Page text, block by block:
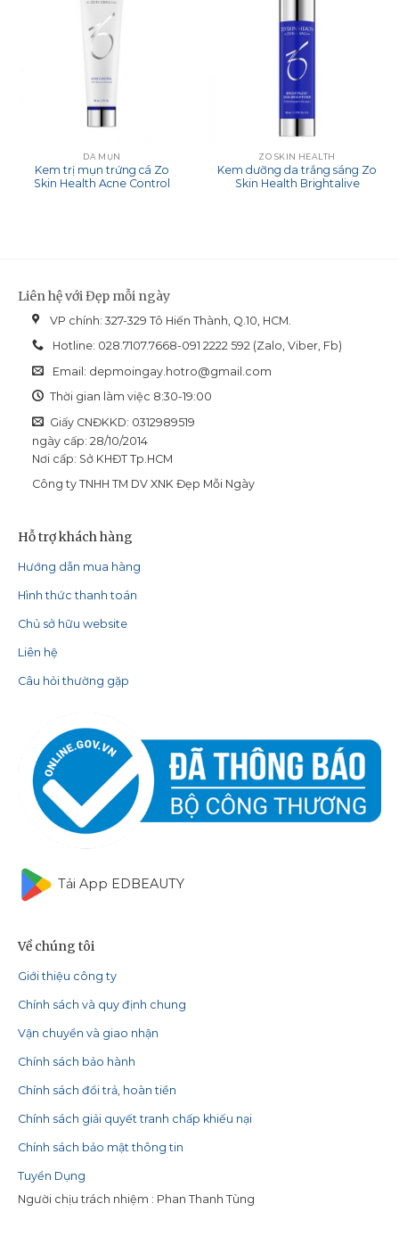
DA MỤN
Kem trị mụn trứng cá Zo
Skin Health Acne Control
ZO SKIN HEALTH
Kem dưỡng da trắng sáng Zo
Skin Health Brightalive
Liên hệ với Đẹp mỗi ngày
VP chính: 327-329 Tô Hiến Thành, Q.10, HCM.
Hotline: 028.7107.7668-091 2222 592 (Zalo, Viber, Fb)
Email: depmoingay.hotro@gmail.com
Thời gian làm việc 8:30-19:00
Giấy CNĐKKD: 0312989519
ngày cấp: 28/10/2014
Nơi cấp: Sở KHĐT Tp.HCM
Công ty TNHH TM DV XNK Đẹp Mỗi Ngày
Hỗ trợ khách hàng
Hướng dẫn mua hàng
Hình thức thanh toán
Chủ sở hữu website
Liên hệ
Câu hỏi thường gặp
Tải App EDBEAUTY
Về chúng tôi
Giới thiệu công ty
Chính sách và quy định chung
Vận chuyển và giao nhận
Chính sách bảo hành
Chính sách đổi trả, hoàn tiền
Chính sách giải quyết tranh chấp khiếu nại
Chính sách bảo mật thông tin
Tuyển Dụng
Người chịu trách nhiệm : Phan Thanh Tùng